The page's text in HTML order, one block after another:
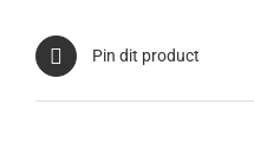
Pin dit product